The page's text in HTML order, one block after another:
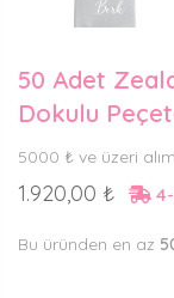
50 Adet
Dokulu
5000 ₺ ve üzeri
1.920,00 ₺
Bu üründen en az